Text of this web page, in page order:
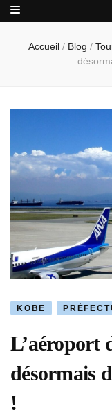
Accueil / Blog /
KOBE
L’aéroport
désormais
!